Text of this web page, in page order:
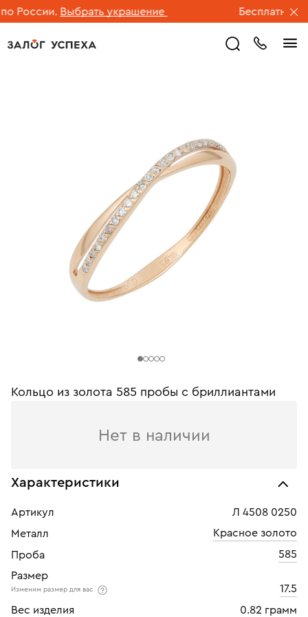
России. Выбрать украшение Бесплатная
Кольцо из золота 585 пробы c бриллиантами
Нет в наличии
Характеристики
Артикул
Л 4508 0250
Металл
Красное золото
Проба
585
Размер
Изменим размер для вас
17.5
Вес изделия
0.82 грамм